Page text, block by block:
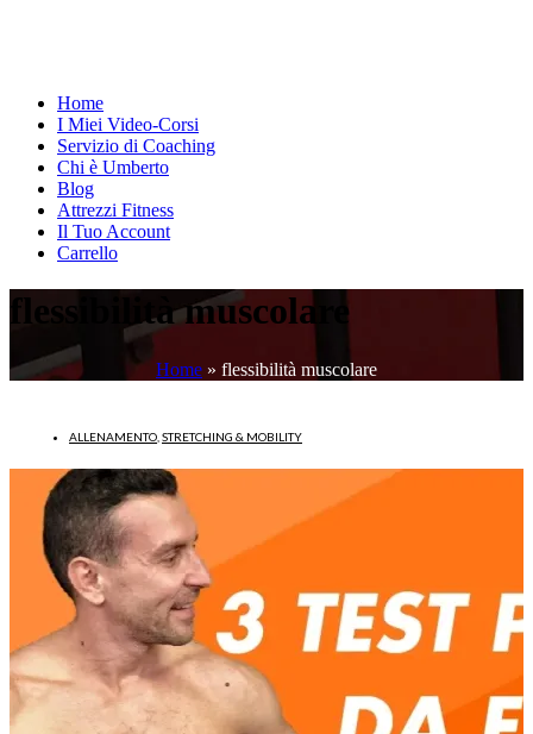
Home
I Miei Video-Corsi
Servizio di Coaching
Chi è Umberto
Blog
Attrezzi Fitness
Il Tuo Account
Carrello
flessibilità muscolare
Home » flessibilità muscolare
ALLENAMENTO STRETCHING & MOBILITY